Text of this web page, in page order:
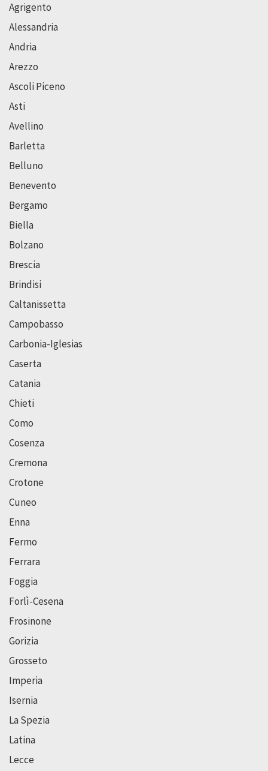
Agrigento
Alessandria
Andria
Arezzo
Ascoli Piceno
Asti
Avellino
Barletta
Belluno
Benevento
Bergamo
Biella
Bolzano
Brescia
Brindisi
Caltanissetta
Campobasso
Carbonia-Iglesias
Caserta
Catania
Chieti
Como
Cosenza
Cremona
Crotone
Cuneo
Enna
Fermo
Ferrara
Foggia
Forlì-Cesena
Frosinone
Gorizia
Grosseto
Imperia
Isernia
La Spezia
Latina
Lecce